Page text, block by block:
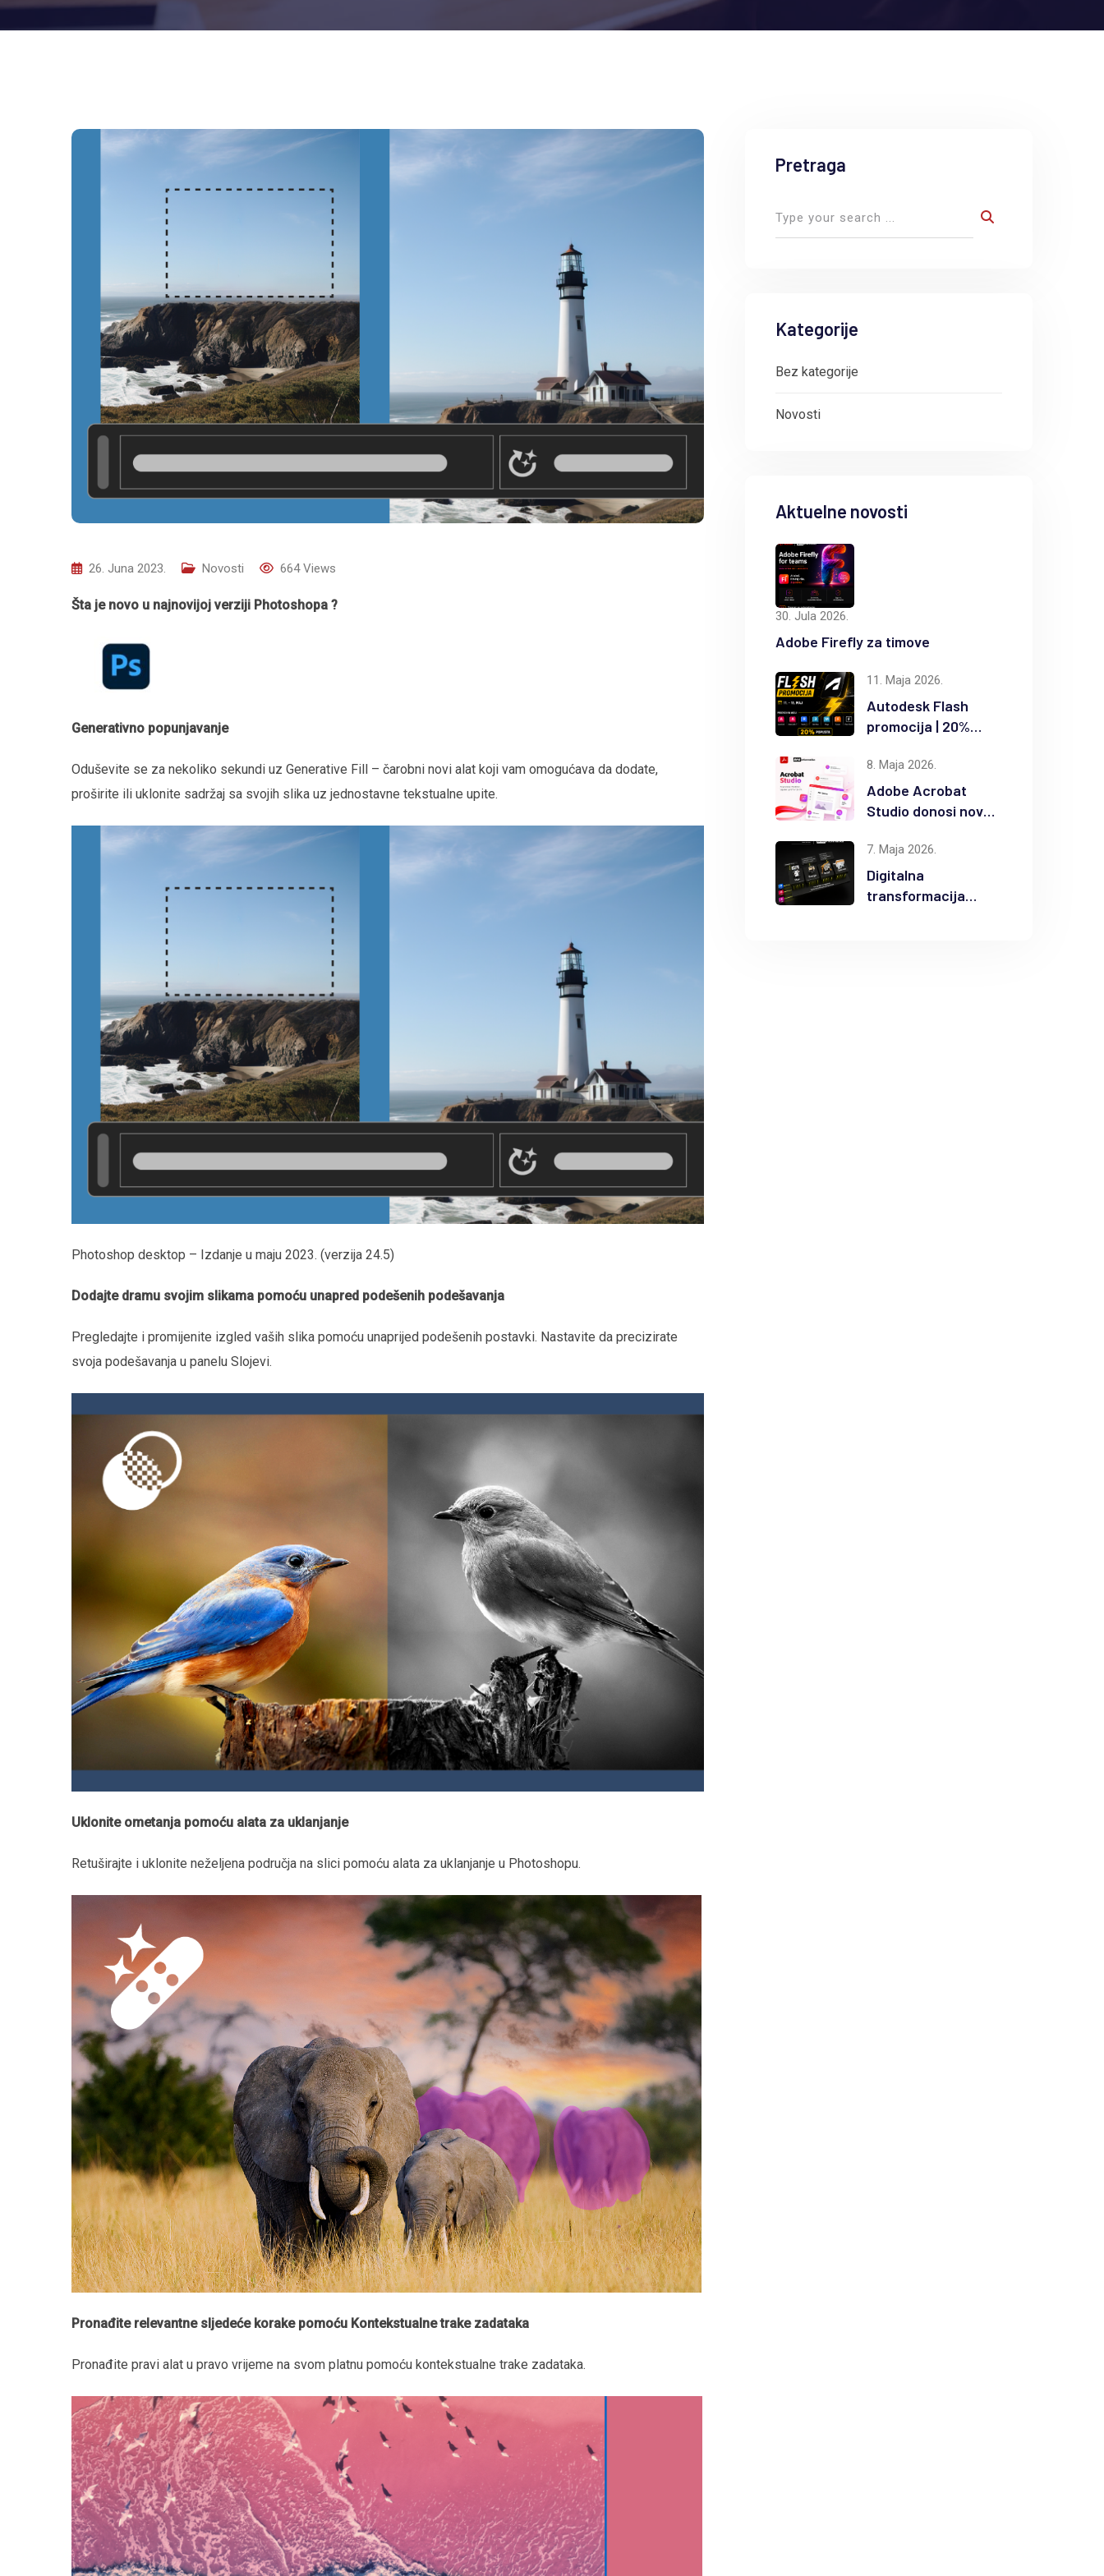
26. Juna 2023. Novosti 664Views
Šta je novo u najnovijoj verziji Photoshopa ?
Generativno popunjavanje
Oduševite se za nekoliko sekundi uz Generative Fill – čarobni novi alat koji vam omogućava da dodate,
proširite ili uklonite sadržaj sa svojih slika uz jednostavne tekstualne upite.
Photoshop desktop – Izdanje u maju 2023. (verzija 24.5)
Dodajte dramu svojim slikama pomoću unapred podešenih podešavanja
Pregledajte i promijenite izgled vaših slika pomoću unaprijed podešenih postavki. Nastavite da precizirate
svoja podešavanja u panelu Slojevi.
Uklonite ometanja pomoću alata za uklanjanje
Retuširajte i uklonite neželjena područja na slici pomoću alata za uklanjanje u Photoshopu.
Pronađite relevantne sljedeće korake pomoću Kontekstualne trake zadataka
Pronađite pravi alat u pravo vrijeme na svom platnu pomoću kontekstualne trake zadataka.
Pretraga
Kategorije
Bez kategorije
Novosti
Aktuelne novosti
30. Jula 2026.
Adobe Firefly za timove
11. Maja 2026.
Autodesk Flash
promocija | 20%
odabrane Autodesk
proizvode
8. Maja 2026.
Adobe Acrobat
Studio donosi novu
produktivnosti
7. Maja 2026.
Digitalna
transformacija